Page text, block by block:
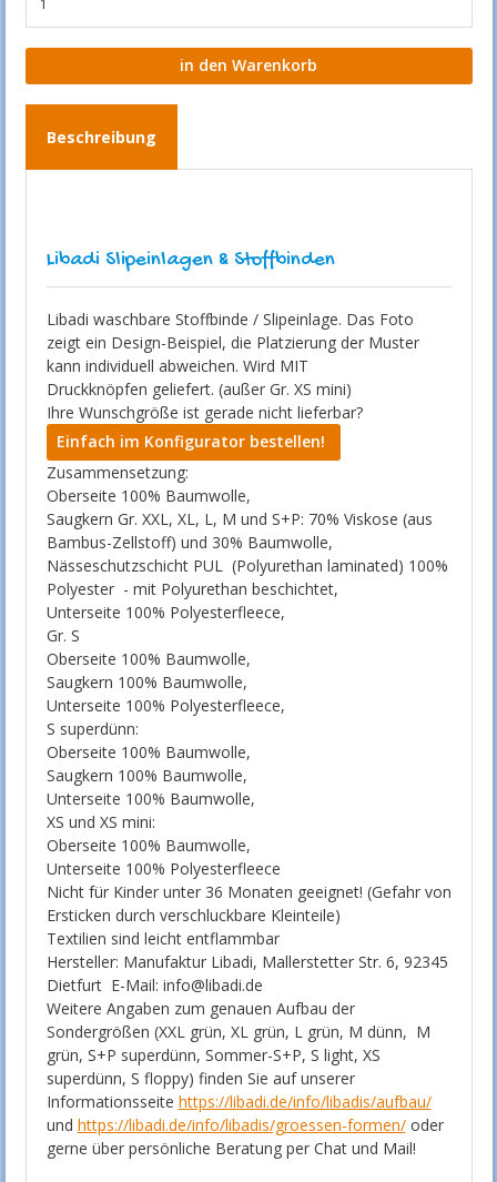
Beschreibung
Libadi Slipeinlagen & Stoffbinden
Libadi waschbare Stoffbinde / Slipeinlage. Das Foto
zeigt ein Design-Beispiel, die Platzierung der Muster
kann individuell abweichen. Wird MIT
Druckknöpfen geliefert. (außer Gr. XS mini)
Ihre Wunschgröße ist gerade nicht lieferbar?
Einfach im Konfigurator bestellen!
Zusammensetzung:
Oberseite 100% Baumwolle,
Saugkern Gr. XXL, XL, L, M und S+P: 70% Viskose (aus
Bambus-Zellstoff) und 30% Baumwolle,
Nässeschutzschicht PUL (Polyurethan laminated) 100%
Polyester - mit Polyurethan beschichtet,
Unterseite 100% Polyesterfleece,
Gr. S
Oberseite 100% Baumwolle,
Saugkern 100% Baumwolle,
Unterseite 100% Polyesterfleece,
S superdünn:
Oberseite 100% Baumwolle,
Saugkern 100% Baumwolle,
Unterseite 100% Baumwolle,
XS und XS mini:
Oberseite 100% Baumwolle,
Unterseite 100% Polyesterfleece
Nicht für Kinder unter 36 Monaten geeignet! (Gefahr von
Ersticken durch verschluckbare Kleinteile)
Textilien sind leicht entflammbar
Hersteller: Manufaktur Libadi, Mallerstetter Str. 6, 92345
Dietfurt E-Mail: info@libadi.de
Weitere Angaben zum genauen Aufbau der
Sondergrößen (XXL grün, XL grün, L grün, M dünn, M
grün, S+P superdünn, Sommer-S+P, S light, XS
superdünn, S floppy) finden Sie auf unserer
Informationsseite https://libadi.de/info/libadis/aufbau/
und https://libadi.de/info/libadis/groessen-formen/oder
gerne über persönliche Beratung per Chat und Mail!